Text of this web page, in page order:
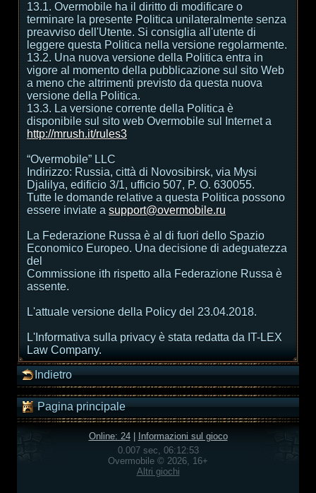
13.1. Overmobile ha il diritto di modificare o
terminare la presente Politica unilateralmente senza
preavviso dell'Utente. Si consiglia all'utente di
leggere questa Politica nella versione regolarmente.
13.2. Una nuova versione della Politica entra in
vigore al momento della pubblicazione sul sito Web
a meno che altrimenti previsto da questa nuova
versione della Politica.
13.3. La versione corrente della Politica è
disponibile sul sito web Overmobile sul Internet a
http://mrush.it/rules3
“Overmobile” LLC
Indirizzo: Russia, città di Novosibirsk, via Mysi
Djalilya, edificio 3/1, ufficio 507, P. O. 630055.
Tutte le domande relative a questa Politica possono
essere inviate a support@overmobile.ru
La Federazione Russa è al di fuori dello Spazio
Economico Europeo. Una decisione di adeguatezza
del
Commissione ith rispetto alla Federazione Russa è
assente.
L'attuale versione della Policy del 23.04.2018.
L'Informativa sulla privacy è stata redatta da IT-LEX
Law Company.
Indietro
Pagina principale
Online: 24|
Informazioni sul gioco
0.007 sec, 06:12:53
Overmobile © 2026, 16+
Altri giochi